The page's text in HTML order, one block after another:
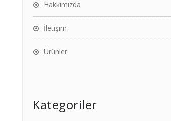
Hakkımızda
İletişim
Ürünler
Kategoriler